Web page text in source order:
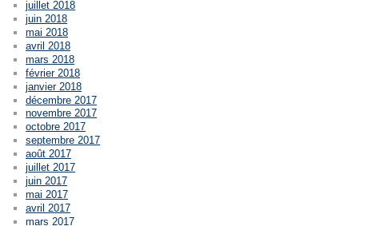
juillet 2018
juin 2018
mai 2018
avril 2018
mars 2018
février 2018
janvier 2018
décembre 2017
novembre 2017
octobre 2017
septembre 2017
août 2017
juillet 2017
juin 2017
mai 2017
avril 2017
mars 2017